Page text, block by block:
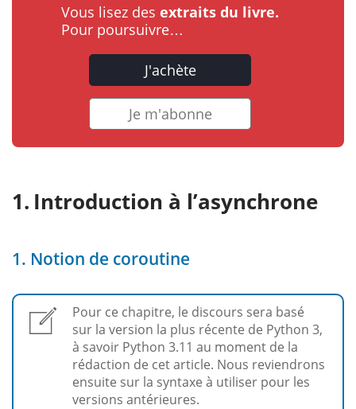
Vous lisez des extraits du livre.
Pour poursuivre…
J'achète
Je m'abonne
Introduction à l’asynchrone
1. Notion de coroutine
Pour ce chapitre, le discours sera basé
sur la version la plus récente de Python 3,
à savoir Python 3.11 au moment de la
rédaction de cet article. Nous reviendrons
ensuite sur la syntaxe à utiliser pour les
versions antérieures.